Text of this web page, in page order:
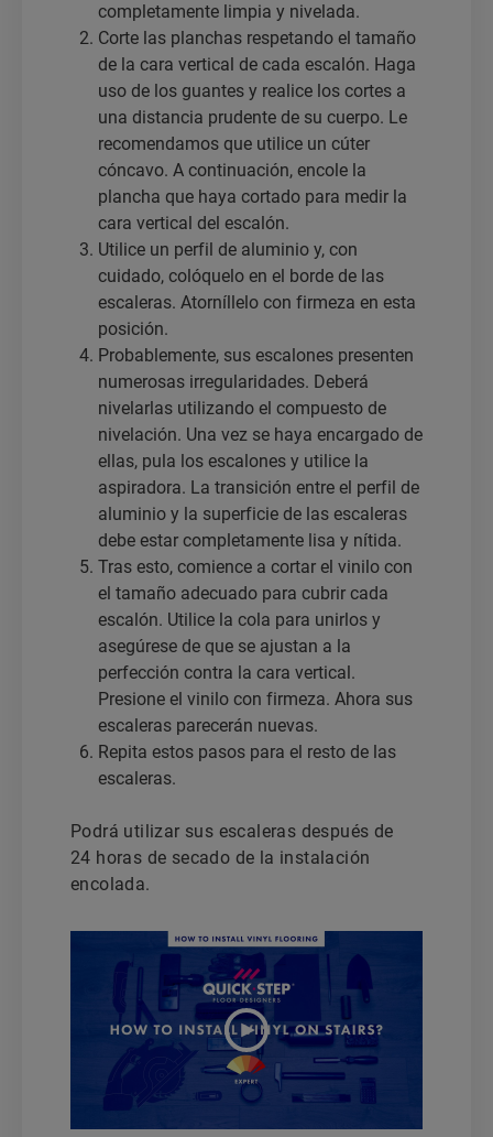
completamente limpia y nivelada.
Corte las planchas respetando el tamaño
de la cara vertical de cada escalón. Haga
uso de los guantes y realice los cortes a
una distancia prudente de su cuerpo. Le
recomendamos que utilice un cúter
cóncavo. A continuación, encole la
plancha que haya cortado para medir la
cara vertical del escalón.
Utilice un perfil de aluminio y, con
cuidado, colóquelo en el borde de las
escaleras. Atorníllelo con firmeza en esta
posición.
Probablemente, sus escalones presenten
numerosas irregularidades. Deberá
nivelarlas utilizando el compuesto de
nivelación. Una vez se haya encargado de
ellas, pula los escalones y utilice la
aspiradora. La transición entre el perfil de
aluminio y la superficie de las escaleras
debe estar completamente lisa y nítida.
Tras esto, comience a cortar el vinilo con
el tamaño adecuado para cubrir cada
escalón. Utilice la cola para unirlos y
asegúrese de que se ajustan a la
perfección contra la cara vertical.
Presione el vinilo con firmeza. Ahora sus
escaleras parecerán nuevas.
Repita estos pasos para el resto de las
escaleras.
Podrá utilizar sus escaleras después de
24 horas de secado de la instalación
encolada.